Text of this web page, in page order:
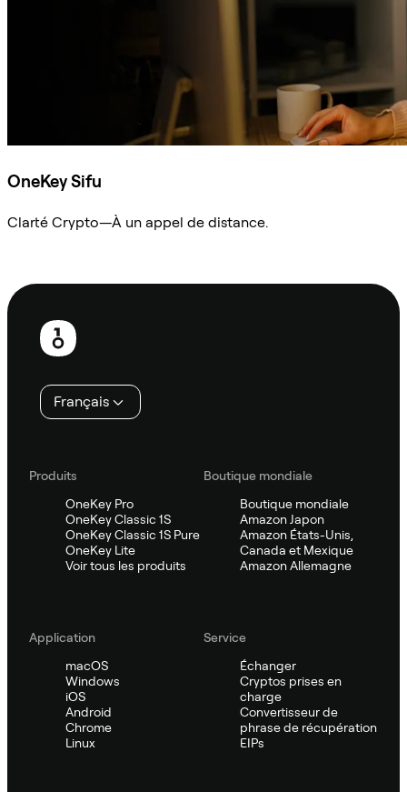
OneKey Sifu
Clarté Crypto—À un appel de distance.
Pied
page
Français
Produits
OneKey Pro
OneKey Classic 1S
OneKey Classic 1S Pure
OneKey Lite
Voir tous les produits
Boutique mondiale
Boutique mondiale
Amazon Japon
Amazon États-Unis,
Canada et Mexique
Amazon Allemagne
Application
macOS
Windows
iOS
Android
Chrome
Linux
Service
Échanger
Cryptos prises en
charge
Convertisseur de
phrase de récupération
EIPs